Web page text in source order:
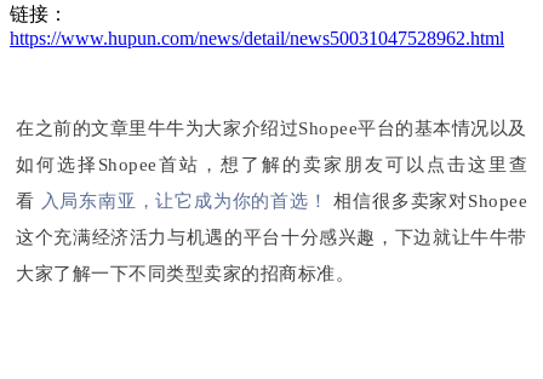
链接：
https://www.hupun.com/news/detail/news50031047528962.html
在之前的文章里牛牛为大家介绍过Shopee平台的基本情况以及
如何选择Shopee首站，想了解的卖家朋友可以点击这里查
看 入局东南亚，让它成为你的首选！
相信很多卖家对Shopee
这个充满经济活力与机遇的平台十分感兴趣，下边就让牛牛带
大家了解一下不同类型卖家的招商标准。